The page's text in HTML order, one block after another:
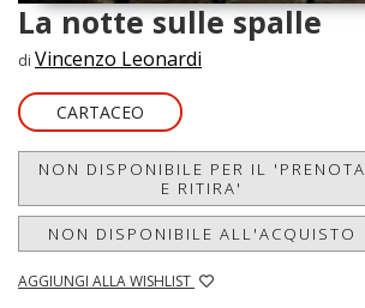
La notte sulle spalle
di Vincenzo Leonardi
CARTACEO
NON DISPONIBILE PER IL 'PRENOTA
E RITIRA'
NON DISPONIBILE ALL'ACQUISTO
AGGIUNGI ALLA WISHLIST